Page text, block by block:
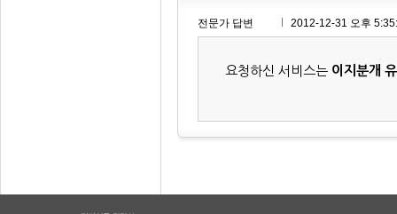
전문가 답변 2012-12-31 오후
요청하신 서비스는 이지분개